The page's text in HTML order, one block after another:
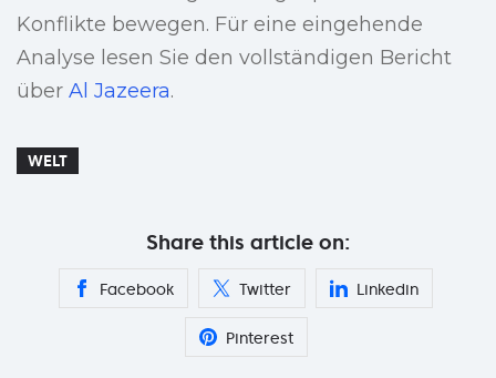
Konflikte bewegen. Für eine eingehende
Analyse lesen Sie den vollständigen Bericht
über Al Jazeera.
WELT
Share this article on:
Facebook Twitter Linkedin
Pinterest